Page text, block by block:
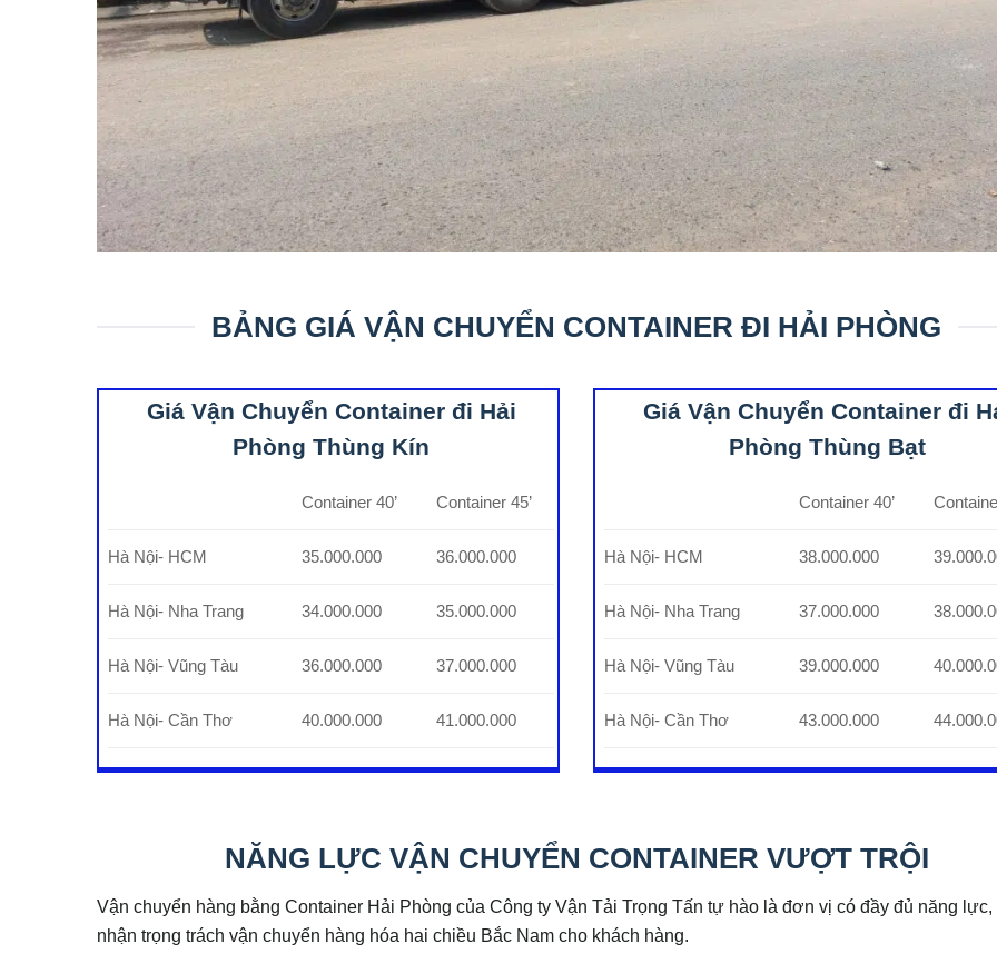
BẢNG GIÁ VẬN CHUYỂN CONTAINER ĐI HẢI PHÒNG
Giá Vận Chuyển Container đi Hải
Phòng Thùng Kín
Container 40’ Container 45’
Hà Nội- HCM 35.000.000 36.000.000
Hà Nội- Nha Trang 34.000.000 35.000.000
Hà Nội- Vũng Tàu 36.000.000 37.000.000
Hà Nội- Cần Thơ 40.000.000 41.000.000
Giá Vận Chuyển Container đi
Phòng Thùng Bạt
Container 40’
Hà Nội- HCM 38.000.000
Hà Nội- Nha Trang 37.000.000
Hà Nội- Vũng Tàu 39.000.000
Hà Nội- Cần Thơ 43.000.000
NĂNG LỰC VẬN CHUYỂN CONTAINER VƯỢT TRỘI
Vận chuyển hàng bằng Container Hải Phòng của Công ty Vận Tải Trọng Tấn tự hào là đơn vị có đầy đủ năng lực,
nhận trọng trách vận chuyển hàng hóa hai chiều Bắc Nam cho khách hàng.